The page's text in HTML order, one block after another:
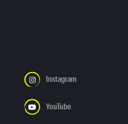
Instagram
YouTube